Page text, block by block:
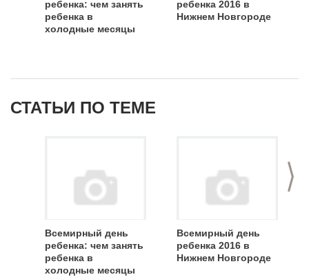
ребенка: чем занять
ребенка в
холодные месяцы
ребенка 2016 в
Нижнем Новгороде
СТАТЬИ ПО ТЕМЕ
>
Всемирный день
ребенка: чем занять
ребенка в
холодные месяцы
Всемирный день
ребенка 2016 в
Нижнем Новгороде